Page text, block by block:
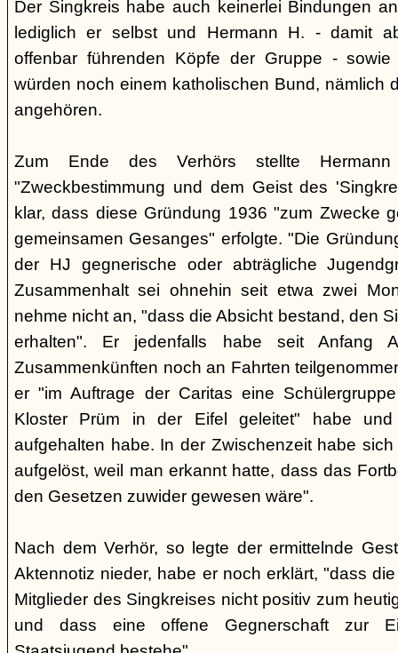
Der Singkreis habe auch keinerlei Bindungen
lediglich er selbst und Hermann H. - damit
offenbar führenden Köpfe der Gruppe -
würden noch einem katholischen Bund, nämlich
angehören.
Zum Ende des Verhörs stellte
"Zweckbestimmung und dem Geist des
klar, dass diese Gründung 1936 "zum Zwecke
gemeinsamen Gesanges" erfolgte. "Die
der HJ gegnerische oder abträgliche
Zusammenhalt sei ohnehin seit etwa zwei
nehme nicht an, "dass die Absicht bestand, den
erhalten". Er jedenfalls habe seit Anfang
Zusammenkünften noch an Fahrten
er "im Auftrage der Caritas eine
Kloster Prüm in der Eifel geleitet" habe
aufgehalten habe. In der Zwischenzeit habe
aufgelöst, weil man erkannt hatte, dass das
den Gesetzen zuwider gewesen wäre".
Nach dem Verhör, so legte der ermittelnde
Aktennotiz nieder, habe er noch erklärt, "dass
Mitglieder des Singkreises nicht positiv zum
und dass eine offene Gegnerschaft zur